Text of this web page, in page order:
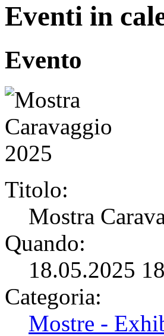
Eventi in
Evento
Titolo:
Mostra
Quando:
18.05.2025
Categoria:
Mostre -